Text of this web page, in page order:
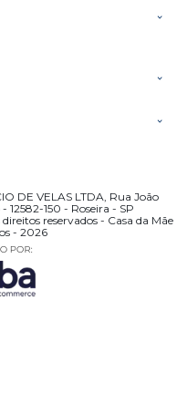
DE VELAS LTDA, Rua João
12582-150 - Roseira - SP
reservados - Casa da Mãe
- 2026